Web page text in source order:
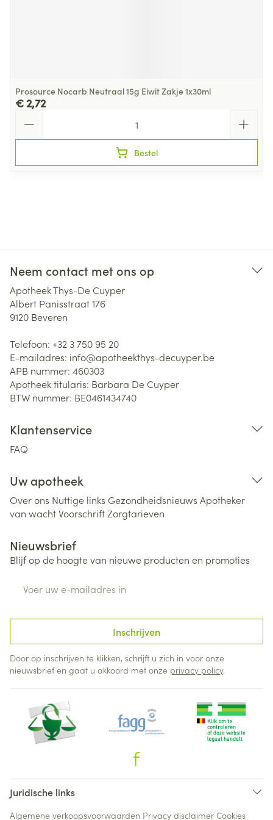
Prosource Nocarb Neutraal 15g Eiwit Zakje 1x30ml
€ 2,72
Bestel
Neem contact met ons op
Apotheek Thys-De Cuyper
Albert Panisstraat 176
9120 Beveren
Telefoon: +32 3 750 95 20
E-mailadres: info@apotheekthys-decuyper.be
APB nummer: 460303
Apotheek titularis: Barbara De Cuyper
BTW nummer: BE0461434740
Klantenservice
FAQ
Uw apotheek
Over ons Nuttige links Gezondheidsnieuws Apotheker
van wachtVoorschriftZorgtarieven
Nieuwsbrief
Blijf op de hoogte van nieuwe producten en promoties
Inschrijven
Door op inschrijven te klikken, schrijft u zich in voor onze
nieuwsbrief en gaat u akkoord met onze privacy policy.
Juridische links
Algemene verkoopsvoorwaarden Privacy disclaimer Cookies